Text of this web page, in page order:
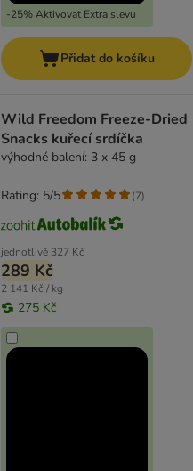
-25% Aktivovat Extra slevu
Přidat do košíku
Wild Freedom Freeze-Dried
Snacks kuřecí srdíčka
výhodné balení: 3 x 45 g
jednotlivě 327 Kč
289 Kč
2 141 Kč / kg
275 Kč
Rating: 5/5 (7)